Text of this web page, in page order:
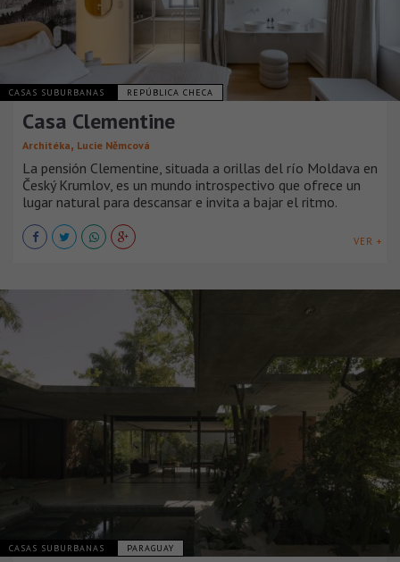
CASAS SUBURBANAS REPÚBLICA CHECA
Casa Clementine
Architéka, Lucie Němcová
La pensión Clementine, situada a orillas del río Moldava en
Český Krumlov, es un mundo introspectivo que ofrece un
lugar natural para descansar e invita a bajar el ritmo.
VER +
CASAS SUBURBANAS PARAGUAY